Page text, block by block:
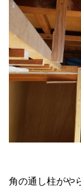
角の通し柱がや